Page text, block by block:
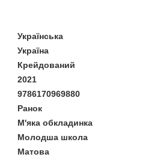
Українська
Україна
Крейдований
2021
9786170969880
Ранок
М'яка обкладинка
Молодша школа
Матова